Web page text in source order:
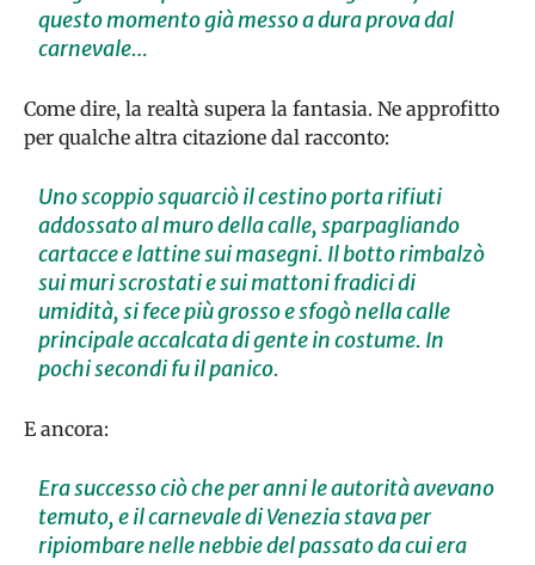
questo momento già messo a dura prova dal
carnevale…
Come dire, la realtà supera la fantasia. Ne approfitto
per qualche altra citazione dal racconto:
Uno scoppio squarciò il cestino porta rifiuti
addossato al muro della calle, sparpagliando
cartacce e lattine sui masegni. Il botto rimbalzò
sui muri scrostati e sui mattoni fradici di
umidità, si fece più grosso e sfogò nella calle
principale accalcata di gente in costume. In
pochi secondi fu il panico.
E ancora:
Era successo ciò che per anni le autorità avevano
temuto, e il carnevale di Venezia stava per
ripiombare nelle nebbie del passato da cui era